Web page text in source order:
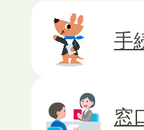
2026年
令和8
社）募
手
窓